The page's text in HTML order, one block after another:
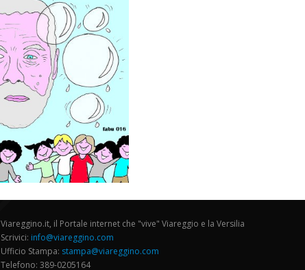
Viareggino.it, il Portale internet che "vive" Viareggio e la Versilia
Scrivici: info@viareggino.com
Ufficio Stampa: stampa@viareggino.com
Telefono: 389-0205164